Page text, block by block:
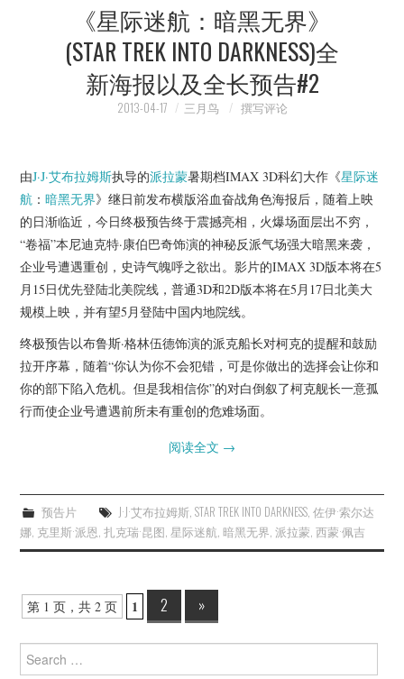
《星际迷航：暗黑无界》
(STAR TREK INTO DARKNESS)全
新海报以及全长预告#2
2013-04-17 三月鸟 撰写评论
由J·J·艾布拉姆斯执导的派拉蒙暑期档IMAX 3D科幻大作《星际迷
航 ：暗黑无界》继日前发布横版浴血奋战角色海报后，随着上映
的日渐临近，今日终极预告终于震撼亮相，火爆场面层出不穷，
“卷福”本尼迪克特·康伯巴奇饰演的神秘反派气场强大暗黑来袭，
企业号遭遇重创，史诗气魄呼之欲出。影片的IMAX 3D版本将在5
月15日优先登陆北美院线，普通3D和2D版本将在5月17日北美大
规模上映，并有望5月登陆中国内地院线。
终极预告以布鲁斯·格林伍德饰演的派克船长对柯克的提醒和鼓励
拉开序幕，随着“你认为你不会犯错，可是你做出的选择会让你和
你的部下陷入危机。但是我相信你”的对白倒叙了柯克舰长一意孤
行而使企业号遭遇前所未有重创的危难场面。
阅读全文 →
预告片 J·J·艾布拉姆斯, STAR TREK INTO DARKNESS, 佐伊·索尔达
娜, 克里斯·派恩,扎克瑞·昆图,星际迷航,暗黑无界,派拉蒙,西蒙·佩吉
Post
navigation
第 1 页，共 2 页 1 2 »
Search
for: